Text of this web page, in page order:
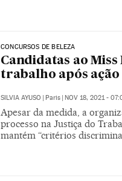
CONCURSOS DE BELEZA
Candidatas ao
trabalho após
SILVIA AYUSO Paris NOV 18, 2021 -
Apesar da medida, a
processo na Justiça do
mantém “critérios